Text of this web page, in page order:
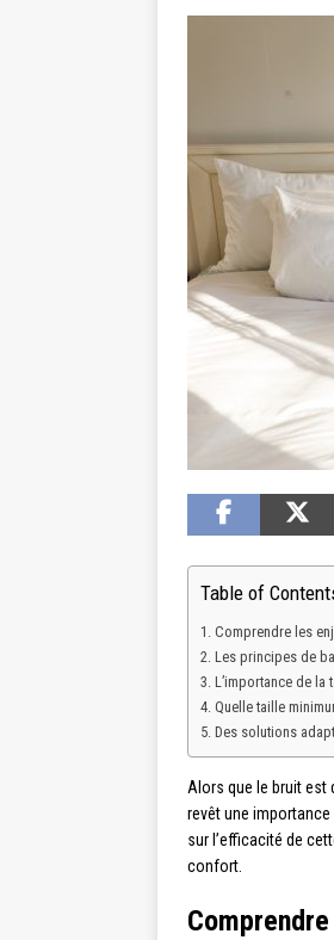
Table of
Comprendre les
Les principes de
L’importance de la
Quelle taille
Des solutions
Alors que le bruit est
revêt une
sur l’efficacité de
confort.